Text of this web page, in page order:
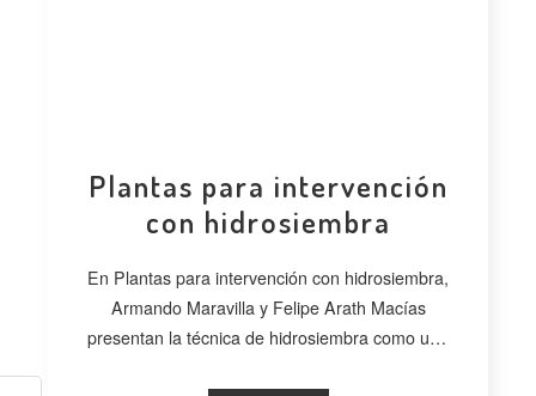
Plantas para intervención
con hidrosiembra
En Plantas para intervención con hidrosiembra,
Armando Maravilla y Felipe Arath Macías
presentan la técnica de hidrosiembra como una